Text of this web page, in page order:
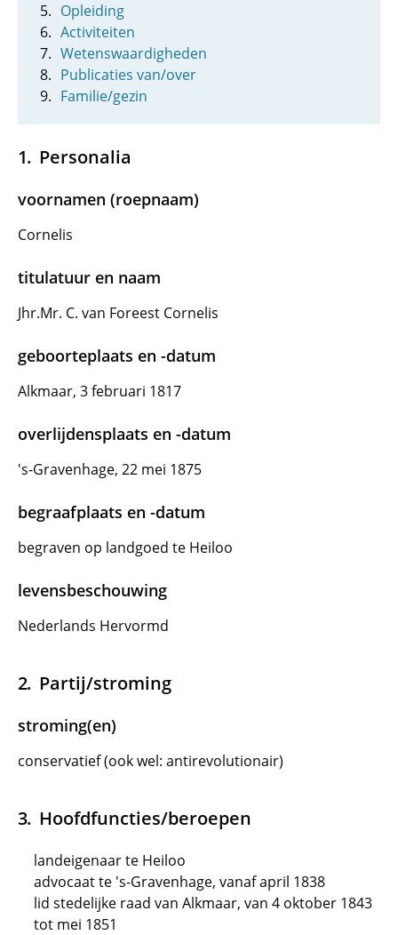
Opleiding
Activiteiten
Wetenswaardigheden
Publicaties van/over
Familie/gezin
Personalia
voornamen (roepnaam)
Cornelis
titulatuur en naam
Jhr.Mr. C. van Foreest Cornelis
geboorteplaats en -datum
Alkmaar, 3 februari 1817
overlijdensplaats en -datum
's-Gravenhage, 22 mei 1875
begraafplaats en -datum
begraven op landgoed te Heiloo
levensbeschouwing
Nederlands Hervormd
Partij/stroming
stroming(en)
conservatief (ook wel: antirevolutionair)
Hoofdfuncties/beroepen
landeigenaar te Heiloo
advocaat te 's-Gravenhage, vanaf april 1838
lid stedelijke raad van Alkmaar, van 4 oktober 1843
tot mei 1851